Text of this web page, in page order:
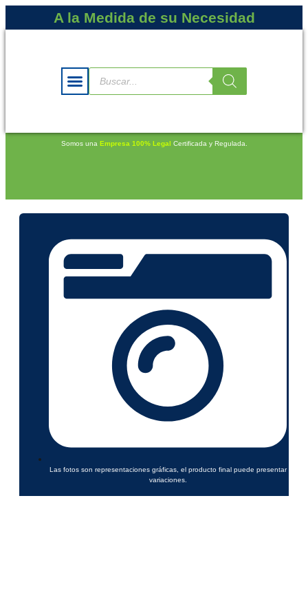
A la Medida de su Necesidad
Somos una Empresa 100% Legal Certificada y Regulada.
Las fotos son representaciones gráficas, el producto final puede presentar
variaciones.